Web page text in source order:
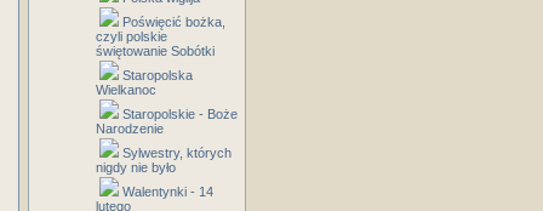
Poświęcić bożka,
czyli polskie
świętowanie Sobótki
Staropolska
Wielkanoc
Staropolskie - Boże
Narodzenie
Sylwestry, których
nigdy nie było
Walentynki - 14
lutego